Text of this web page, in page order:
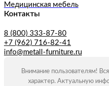
Медицинская мебель
Контакты
8 (800) 333-87-80
+7 (962) 716-82-41
info@metall-furniture.ru
Внимание пользователям!
характер. Актуальную